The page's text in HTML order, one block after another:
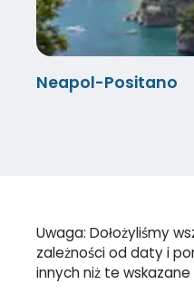
Neapol-Positano
Uwaga: Dołożyliśmy
zależności od daty i
innych niż te